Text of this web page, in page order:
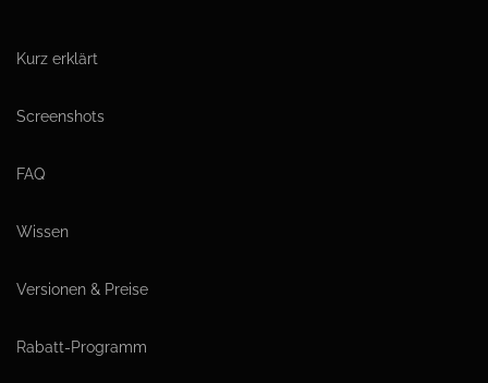
Kurz erklärt
Screenshots
FAQ
Wissen
Versionen & Preise
Rabatt-Programm